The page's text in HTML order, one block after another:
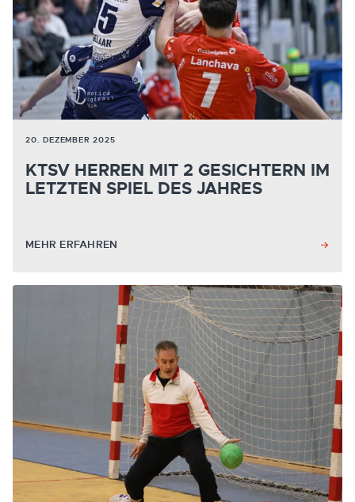
20. DEZEMBER 2025
KTSV HERREN MIT 2 GESICHTERN IM
LETZTEN SPIEL DES JAHRES
MEHR ERFAHREN